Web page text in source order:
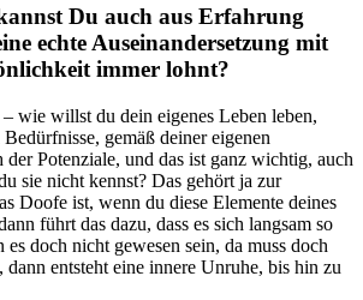
Du auch aus Erfahrung
echte Auseinandersetzung mit
immer lohnt?
wie willst du dein eigenes Leben leben,
gemäß deiner eigenen
der Potenziale, und das ist ganz wichtig, auch
sie nicht kennst? Das gehört ja zur
Doofe ist, wenn du diese Elemente deines
führt das dazu, dass es sich langsam so
doch nicht gewesen sein, da muss doch
dann entsteht eine innere Unruhe, bis hin zu